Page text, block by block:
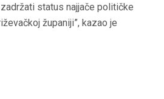
status najjače političke
županiji”, kazao je